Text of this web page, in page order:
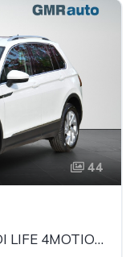
44
VOLKSWAGEN TIGUAN 2.0 TDI LIFE 4MOTION DSG